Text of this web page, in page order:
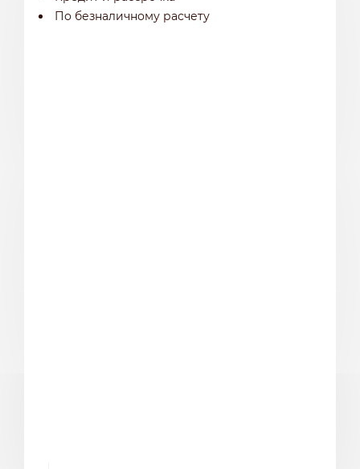
По безналичному расчету